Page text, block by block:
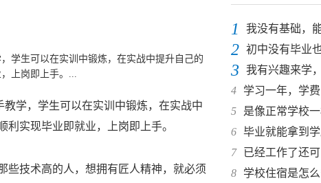
学生可以在实训中锻炼，在实战中提升自己的
上岗即上手。...
学，学生可以在实训中锻炼，在实战中
实现毕业即就业，上岗即上手。
些技术高的人，想拥有匠人精神，就必须
1 我没有基础，
2 初中没有毕业
3 我有兴趣来学
4
学习一年，学费
5
是像正常学校一
6 毕业就能拿到学
7
已经工作了还可
8
学校住宿是怎么